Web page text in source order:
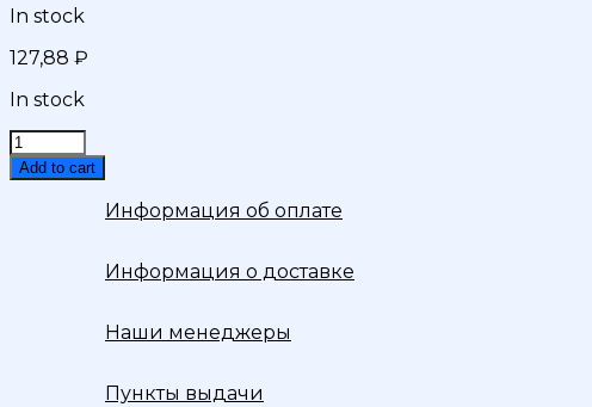
In stock
127,88 ₽
In stock
Кабель
волоконно-
оптический
ОКБ-0,22-
Add to cart
Информация об оплате
Информация о доставке
Наши менеджеры
Пункты выдачи